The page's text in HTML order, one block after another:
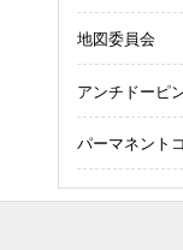
地図委員会
アンチドーピ
パーマネント